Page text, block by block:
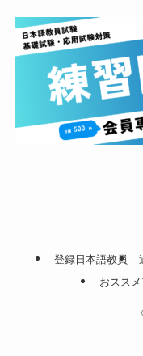
登録日本語教員
おスス